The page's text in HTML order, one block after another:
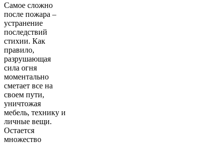
Самое сложно
после пожара –
устранение
последствий
стихии. Как
правило,
разрушающая
сила огня
моментально
сметает все на
своем пути,
уничтожая
мебель, технику и
личные вещи.
Остается
множество